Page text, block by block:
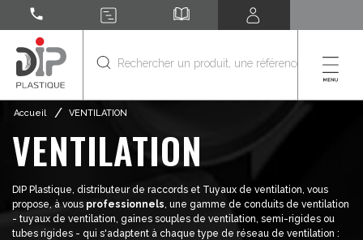
call
Accueil / VENTILATION
VENTILATION
DIP Plastique, distributeur de raccords et Tuyaux de ventilation, vous
propose, à vous professionnels, une gamme de conduits de ventilation
- tuyaux de ventilation, gaines souples de ventilation, semi-rigides ou
tubes rigides - qui s'adaptent à chaque type de réseau de ventilation :